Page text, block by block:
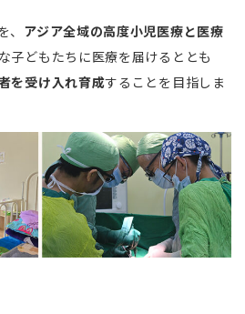
アジア全域の高度小児医療と医療
子どもたちに医療を届けるととも
を受け入れ育成することを目指しま